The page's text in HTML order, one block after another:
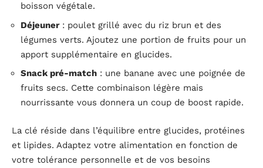
boisson végétale.
Déjeuner: poulet grillé avec du riz brun et des
légumes verts. Ajoutez une portion de fruits pour un
apport supplémentaire en glucides.
Snack pré-match : une banane avec une poignée de
fruits secs. Cette combinaison légère mais
nourrissante vous donnera un coup de boost rapide.
La clé réside dans l’équilibre entre glucides, protéines
et lipides. Adaptez votre alimentation en fonction de
votre tolérance personnelle et de vos besoins